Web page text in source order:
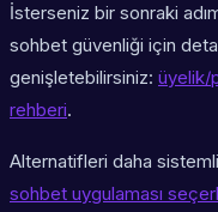
İsterseniz bir sonraki
sohbet güvenliği için
genişletebilirsiniz: üyelik/
rehberi.
Alternatifleri daha sistemli
sohbet uygulaması